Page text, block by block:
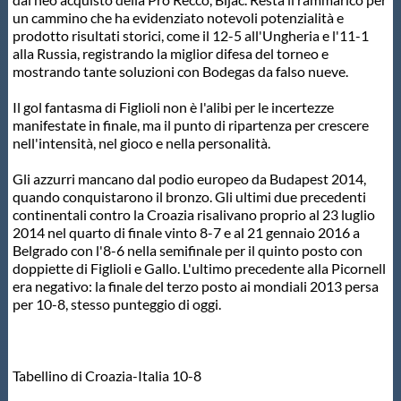
Protezione Civile
Qualità
Sostenibilità
Privacy
Cookie Policy
Archivio News
un cammino che ha evidenziato notevoli potenzialità e
prodotto risultati storici, come il 12-5 all'Ungheria e l'11-1
alla Russia, registrando la miglior difesa del torneo e
mostrando tante soluzioni con Bodegas da falso nueve.
Il gol fantasma di Figlioli non è l'alibi per le incertezze
manifestate in finale, ma il punto di ripartenza per crescere
nell'intensità, nel gioco e nella personalità.
Gli azzurri mancano dal podio europeo da Budapest 2014,
quando conquistarono il bronzo. Gli ultimi due precedenti
continentali contro la Croazia risalivano proprio al 23 luglio
2014 nel quarto di finale vinto 8-7 e al 21 gennaio 2016 a
Belgrado con l'8-6 nella semifinale per il quinto posto con
doppiette di Figlioli e Gallo. L'ultimo precedente alla Picornell
era negativo: la finale del terzo posto ai mondiali 2013 persa
per 10-8, stesso punteggio di oggi.
Tabellino di Croazia-Italia 10-8